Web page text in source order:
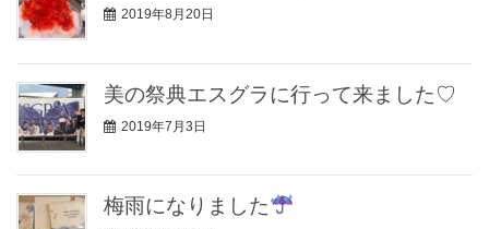
2019年8月20日
美の祭典エスグラに行って来ました♡
2019年7月3日
梅雨になりました